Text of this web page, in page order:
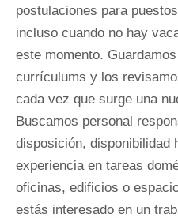
postulaciones para
incluso cuando no hay
este momento.
currículums y los
cada vez que surge una
Buscamos personal
disposición, disponibilidad
experiencia en tareas
oficinas, edificios o
estás interesado en un